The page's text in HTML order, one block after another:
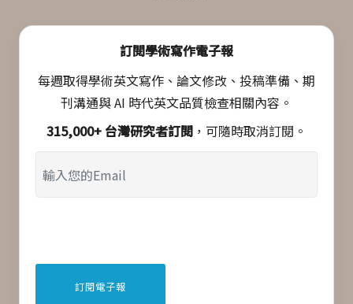
訂閱學術寫作電子報
每週取得學術英文寫作、論文修改、投稿準備、期
刊溝通與 AI 時代英文品質檢查相關內容。
315,000+ 台灣研究者訂閱 ，可隨時取消訂閱。